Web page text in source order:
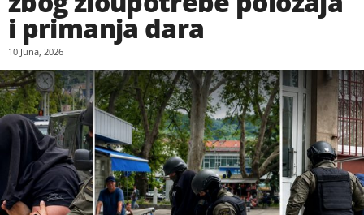
i primanja dara
10 Juna, 2026